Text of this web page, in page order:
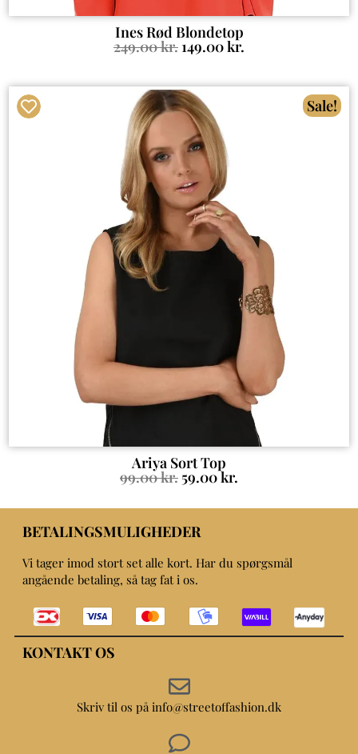
Ines Rød Blondetop
249.00kr.149.00kr.
Sale!
Ariya Sort Top
99.00kr. 59.00kr.
BETALINGSMULIGHEDER
Vi tager imod stort set alle kort. Har du spørgsmål
angående betaling, så tag fat i os.
KONTAKT OS
Skriv til os på info@streetoffashion.dk